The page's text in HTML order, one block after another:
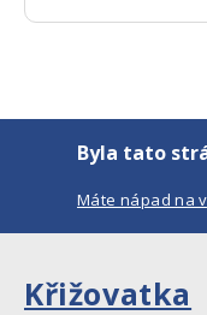
Byla tato
Máte nápad na
Křižovatka